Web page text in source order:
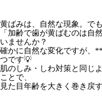
黄ばみは、自然な現象。で
「加齢で歯が黄ばむのは自
いませんか？
確かに自然な変化ですが、
つです💡
肌のしみ・しわ対策と同じ
ことで、
見た目年齢を大きく巻き戻